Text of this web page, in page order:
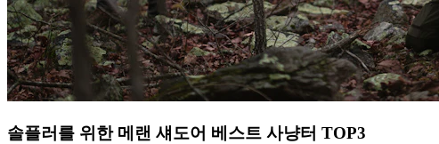
솔플러를 위한 메랜 섀도어 베스트 사냥터 TOP3